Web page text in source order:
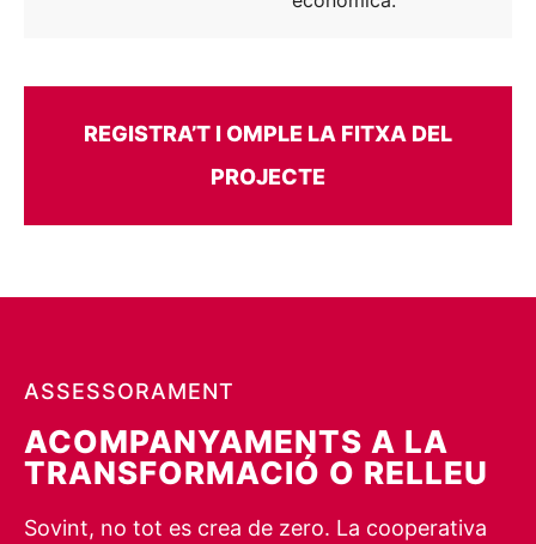
REGISTRA’T I OMPLE LA FITXA DEL
PROJECTE
ASSESSORAMENT
ACOMPANYAMENTS A LA
TRANSFORMACIÓ O RELLEU
Sovint, no tot es crea de zero. La cooperativa